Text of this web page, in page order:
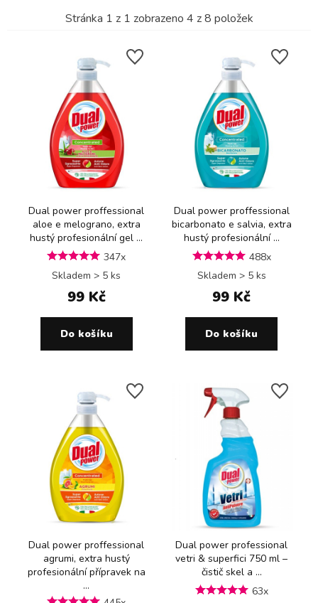
Stránka 1 z 1 zobrazeno 4 z8 položek
Dual power proffessional
aloe e melograno, extra
hustý profesionální gel ...
347x
Skladem > 5 ks
99 Kč
Do košíku
Dual power proffessional
bicarbonato e salvia, extra
hustý profesionální ...
488x
Skladem > 5 ks
99 Kč
Do košíku
Dual power proffessional
agrumi, extra hustý
profesionální přípravek na
...
Dual power professional
vetri & superfici 750 ml –
čistič skel a ...
63x